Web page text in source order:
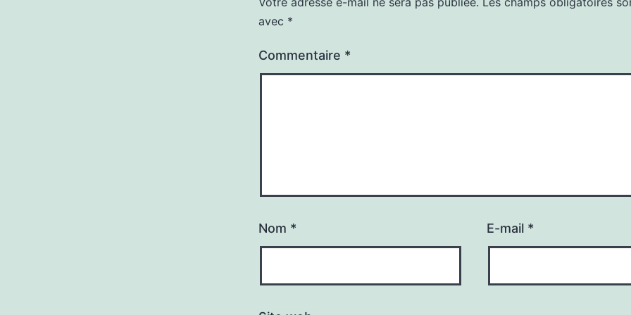
avec *
Commentaire *
Nom * E-mail *